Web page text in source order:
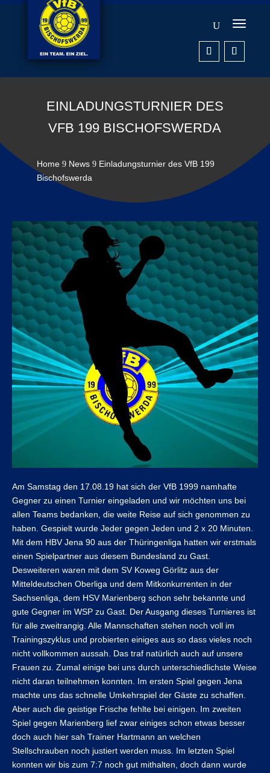
EINLADUNGSTURNIER DES
VFB 199 BISCHOFSWERDA
Home 9 News 9 Einladungsturnier des VfB 199
Bischofswerda
Am Samstag den 17.08.19 hat sich der VfB 1999 namhafte
Gegner zu einen Turnier eingeladen und wir möchten uns bei
allen Teams bedanken, die weite Reise auf sich genommen zu
haben. Gespielt wurde Jeder gegen Jeden und 2 x 20 Minuten.
Mit dem HBV Jena 90 aus der Thüringenliga hatten wir erstmals
einen Spielpartner aus diesem Bundesland zu Gast.
Desweiteren waren mit dem SV Koweg Görlitz aus der
Mitteldeutschen Oberliga und dem Mitkonkurrenten in der
Sachsenliga, dem HSV Marienberg schon sehr bekannte und
gute Gegner im WSP zu Gast. Der Ausgang dieses Turnieres ist
für alle zweitrangig. Alle Mannschaften stehen noch voll im
Trainingszyklus und probierten einiges aus so dass vieles noch
nicht vollkommen aussah. Das traf natürlich auch auf unsere
Frauen zu. Zumal einige bei uns durch unterschiedlichste Weise
nicht daran teilnehmen konnten. Im ersten Spiel gegen Jena
machte uns das schnelle Umkehrspiel der Gäste zu schaffen.
Aber auch die geistige Frische fehlte bei einigen. Im zweiten
Spiel gegen Marienberg lief zwar einiges schon etwas besser
doch auch hier sah Trainer Hartmann an welchen
Stellschrauben noch justiert werden muss. Im letzten Spiel
konnten wir bis zum 7:7 noch gut mithalten, doch dann wurde